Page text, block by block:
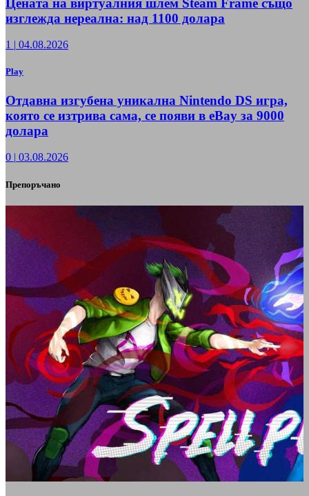
изглежда нереална: над 1100 долара
1 | 04.08.2026
Play
Отдавна изгубена уникална Nintendo DS игра,
която се изтрива сама, се появи в eBay за 9000
долара
0 | 03.08.2026
Препоръчано